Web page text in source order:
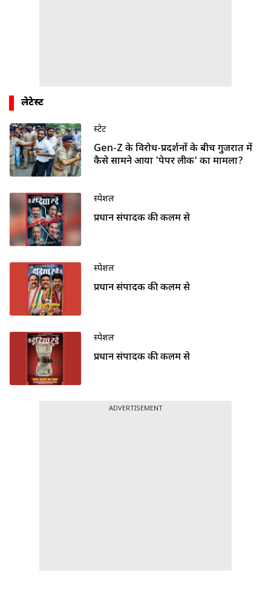
लेटेस्ट
स्टेट
Gen-Z के विरोध-प्रदर्शनों के बीच गुजरात में
कैसे सामने आया 'पेपर लीक' का मामला?
स्पेशल
प्रधान संपादक की कलम से
स्पेशल
प्रधान संपादक की कलम से
स्पेशल
प्रधान संपादक की कलम से
ADVERTISEMENT